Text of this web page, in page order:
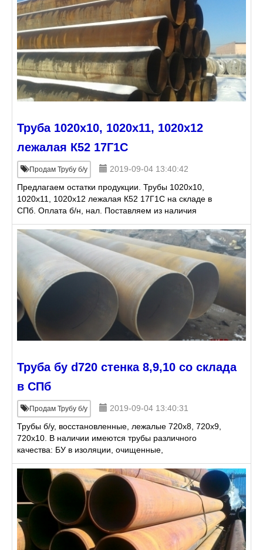
Труба 1020х10, 1020х11, 1020х12
лежалая К52 17Г1С
Продам Трубу б/у
2019-09-04 13:40:42
Предлагаем остатки продукции. Трубы 1020х10,
1020х11, 1020х12 лежалая К52 17Г1С на складе в
СПб. Оплата б/н, нал. Поставляем из наличия
продукции на складах или в кротчайшие сроки под
заказ стальные
Труба бу d720 стенка 8,9,10 со склада
в СПб
Продам Трубу б/у
2019-09-04 13:40:31
Трубы б/у, восстановленные, лежалые 720х8, 720х9,
720х10. В наличии имеются трубы различного
качества: БУ в изоляции, очищенные,
восстановленные, лежалые. Трубы 720 мм под сваи,
футляры, опоры, прокол